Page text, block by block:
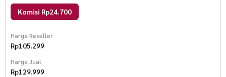
Komisi Rp24.700
Harga Reseller
Rp105.299
Harga Jual
Rp129.999